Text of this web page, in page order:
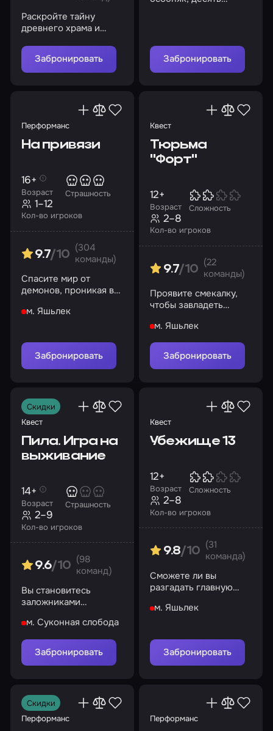
Раскройте тайну
древнего храма и
великого зла
Забронировать Забронировать
Перформанс
На привязи
Возраст
16+
Страшность
Кол-во игроков
1–12
9.7/10
(304
команды)
Спасите мир от
демонов, проникая в
больницы
м. Яшьлек
Забронировать
Квест
Тюрьма
"Форт"
Возраст
12+
Сложность
Кол-во игроков
2–8
9.7/10
(22
команды)
Проявите смекалку,
чтобы завладеть
выбраться из
заключения
м. Яшьлек
Забронировать
Скидки
Квест
Пила. Игра на
выживание
Возраст
14+
Страшность
Кол-во игроков
2–9
9.6/10
(98
команд)
Вы становитесь
заложниками
Попробуйте спастись
из заточения!
м. Суконная слобода
Забронировать
Квест
Убежище 13
Возраст
12+
Сложность
Кол-во игроков
2–8
9.8/10
(31
команда)
Сможете ли вы
разгадать главную
м. Яшьлек
Забронировать
Скидки
Перформанс
Перформанс